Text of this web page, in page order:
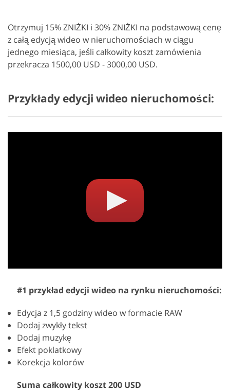
Otrzymuj 15% ZNIŻKI i 30% ZNIŻKI na podstawową cenę
z całą edycją wideo w nieruchomościach w ciągu
jednego miesiąca, jeśli całkowity koszt zamówienia
przekracza 1500,00 USD - 3000,00 USD.
Przykłady edycji wideo nieruchomości:
#1 przykład edycji wideo na rynku nieruchomości:
Edycja z 1,5 godziny wideo w formacie RAW
Dodaj zwykły tekst
Dodaj muzykę
Efekt poklatkowy
Korekcja kolorów
Suma całkowity koszt 200 USD